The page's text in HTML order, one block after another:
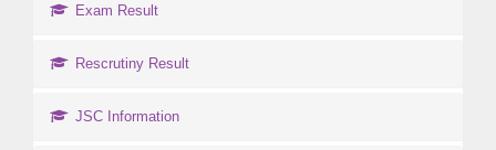
Exam Result
Rescrutiny Result
JSC Information